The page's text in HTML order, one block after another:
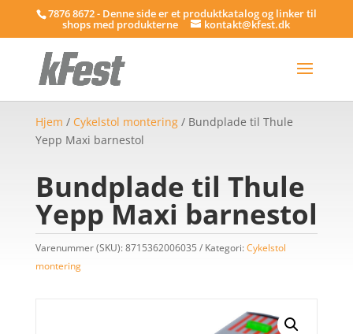
7876 8672 - Denne side er et produktkatalog og linker til
shops med produkterne kontakt@kfest.dk
Hjem / Cykelstol montering/ Bundplade til Thule
Yepp Maxi barnestol
Bundplade til Thule
Yepp Maxi barnestol
Varenummer (SKU):8715362006035 Kategori:Cykelstol
montering